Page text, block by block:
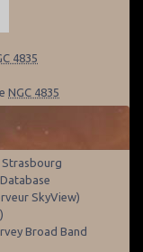
4835
NGC 4835
Strasbourg
SkyView)
Broad Band